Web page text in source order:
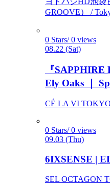
GROOVE） /
0 Stars/ 0 views
08.22 (Sat)
『
Ely Oaks ｜
CÉ LA VI
0 Stars/ 0 views
09.03 (Thu)
6IXSENSE |
SEL OCTAGON